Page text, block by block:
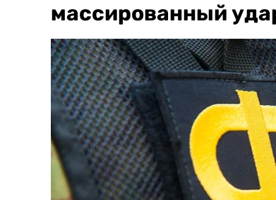
массированный